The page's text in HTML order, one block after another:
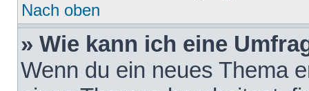
Nach oben
» Wie kann ich eine
Wenn du ein neues Thema